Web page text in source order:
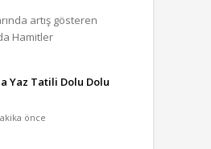
artış gösteren
Hamitler
Yaz Tatili Dolu Dolu
önce